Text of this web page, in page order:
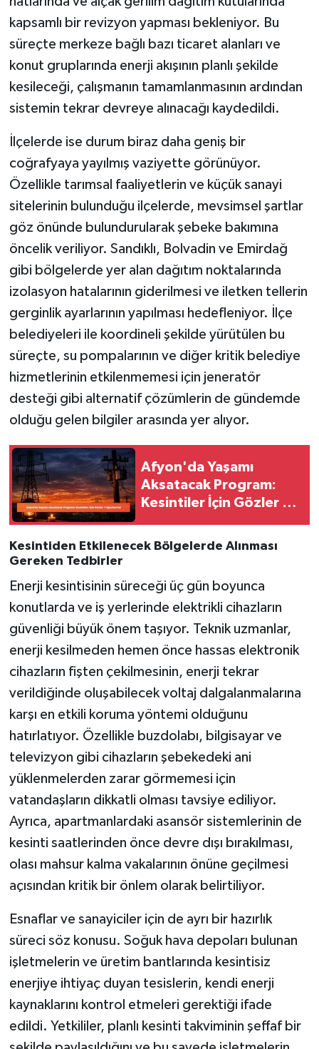
kapsamlı bir revizyon yapması bekleniyor. Bu
süreçte merkeze bağlı bazı ticaret alanları ve
konut gruplarında enerji akışının planlı şekilde
kesileceği, çalışmanın tamamlanmasının ardından
sistemin tekrar devreye alınacağı kaydedildi.
İlçelerde ise durum biraz daha geniş bir
coğrafyaya yayılmış vaziyette görünüyor.
Özellikle tarımsal faaliyetlerin ve küçük sanayi
sitelerinin bulunduğu ilçelerde, mevsimsel şartlar
göz önünde bulundurularak şebeke bakımına
öncelik veriliyor. Sandıklı, Bolvadin ve Emirdağ
gibi bölgelerde yer alan dağıtım noktalarında
izolasyon hatalarının giderilmesi ve iletken tellerin
gerginlik ayarlarının yapılması hedefleniyor. İlçe
belediyeleri ile koordineli şekilde yürütülen bu
süreçte, su pompalarının ve diğer kritik belediye
hizmetlerinin etkilenmemesi için jeneratör
desteği gibi alternatif çözümlerin de gündemde
olduğu gelen bilgiler arasında yer alıyor.
Afyon'da Yaşamı
Aksatacak Program:
Kesintiler İçin Gözler 7
Kesintiden Etkilenecek Bölgelerde Alınması
Gereken Tedbirler
Enerji kesintisinin süreceği üç gün boyunca
konutlarda ve iş yerlerinde elektrikli cihazların
güvenliği büyük önem taşıyor. Teknik uzmanlar,
enerji kesilmeden hemen önce hassas elektronik
cihazların fişten çekilmesinin, enerji tekrar
verildiğinde oluşabilecek voltaj dalgalanmalarına
karşı en etkili koruma yöntemi olduğunu
hatırlatıyor. Özellikle buzdolabı, bilgisayar ve
televizyon gibi cihazların şebekedeki ani
yüklenmelerden zarar görmemesi için
vatandaşların dikkatli olması tavsiye ediliyor.
Ayrıca, apartmanlardaki asansör sistemlerinin de
kesinti saatlerinden önce devre dışı bırakılması,
olası mahsur kalma vakalarının önüne geçilmesi
açısından kritik bir önlem olarak belirtiliyor.
Esnaflar ve sanayiciler için de ayrı bir hazırlık
süreci söz konusu. Soğuk hava depoları bulunan
işletmelerin ve üretim bantlarında kesintisiz
enerjiye ihtiyaç duyan tesislerin, kendi enerji
kaynaklarını kontrol etmeleri gerektiği ifade
edildi. Yetkililer, planlı kesinti takviminin şeffaf bir